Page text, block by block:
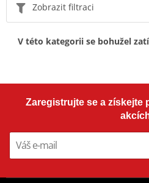
Zobrazit filtraci
V této kategorii se bohužel
Zaregistrujte se a získejte